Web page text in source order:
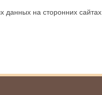
данных на сторонних сайтах.